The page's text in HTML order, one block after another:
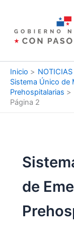
contenido
Inicio
NOTICIAS
Sistema Único de
Prehospitalarias
Página 2
de